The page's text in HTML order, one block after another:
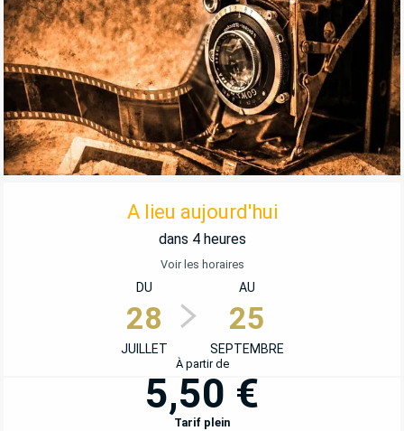
OUVERTURE ET COORDONNÉES
A lieu aujourd'hui
dans 4 heures
Voir les horaires
DU
28
JUILLET
AU
25
SEPTEMBRE
À partir de
5,50 €
Tarif plein